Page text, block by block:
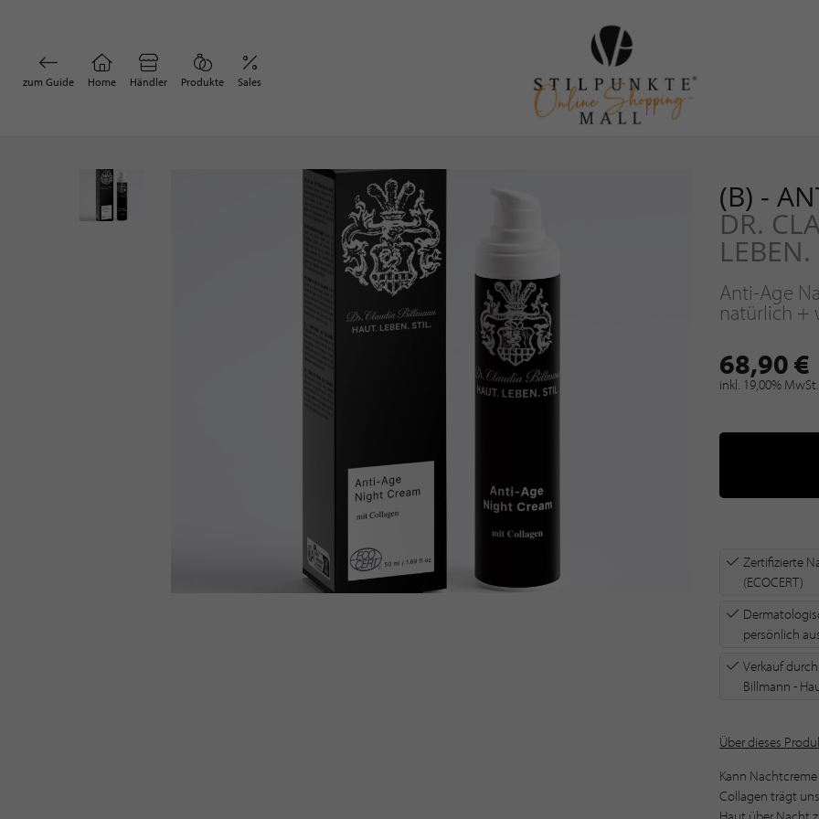
zum Guide Home Händler Produkte Sales
(B) -
DR.
LEBEN.
Anti-Age
natürlich +
68,90 €
inkl. 19,00% MwSt.
Zertifizierte
(ECOCERT)
persönlich
Verkauf durch
Billmann -
Über dieses
Kann
Collagen trägt